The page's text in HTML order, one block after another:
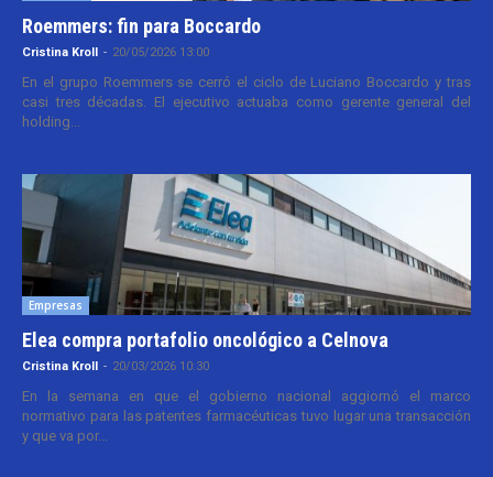
Roemmers: fin para Boccardo
Cristina Kroll - 20/05/2026 13:00
En el grupo Roemmers se cerró el ciclo de Luciano Boccardo y tras
casi tres décadas. El ejecutivo actuaba como gerente general del
holding...
Empresas
Elea compra portafolio oncológico a Celnova
Cristina Kroll - 20/03/2026 10:30
En la semana en que el gobierno nacional aggiornó el marco
normativo para las patentes farmacéuticas tuvo lugar una transacción
y que va por...